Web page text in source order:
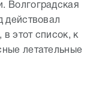
Волгоградская
действовал
этот список, к
летательные